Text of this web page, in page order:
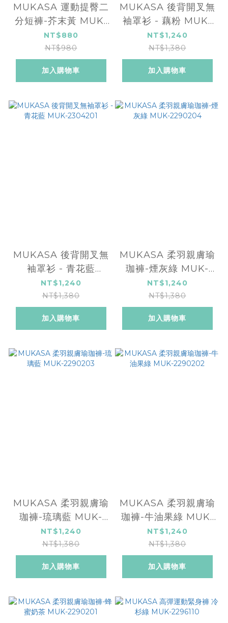
MUKASA 運動提臀二
分短褲-芥末黃 MUK-
2396501
NT$880
NT$980
加入購物車
MUKASA 後背開叉無
袖罩衫 - 藕粉 MUK-
2304202
NT$1,240
NT$1,380
加入購物車
MUKASA 後背開叉無
袖罩衫 - 青花藍
MUK-2304201
NT$1,240
NT$1,380
加入購物車
MUKASA 柔羽親膚瑜
珈褲-煙灰綠 MUK-
2290204
NT$1,240
NT$1,380
加入購物車
MUKASA 柔羽親膚瑜
珈褲-琉璃藍 MUK-
2290203
NT$1,240
NT$1,380
加入購物車
MUKASA 柔羽親膚瑜
珈褲-牛油果綠 MUK-
2290202
NT$1,240
NT$1,380
加入購物車